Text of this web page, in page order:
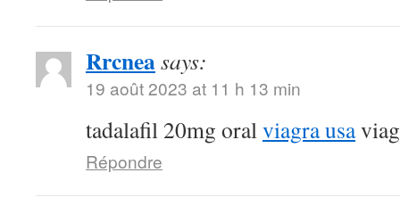
Rrcneasays:
19 août 2023 at 11 h 13 min
tadalafil 20mg oralviagra usa
Répondre